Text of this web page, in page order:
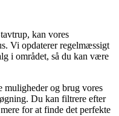
kan vores
Vi opdaterer regelmæssigt
i området, så du kan være
muligheder og brug vores
Du kan filtrere efter
for at finde det perfekte